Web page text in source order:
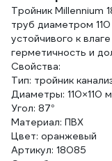
Тройник Millennium
труб диаметром
устойчивого к
герметичность и
Свойства:
Тип: тройник
Диаметры: 110×110
Угол: 87°
Материал: ПВХ
Цвет: оранжевый
Артикул: 18085